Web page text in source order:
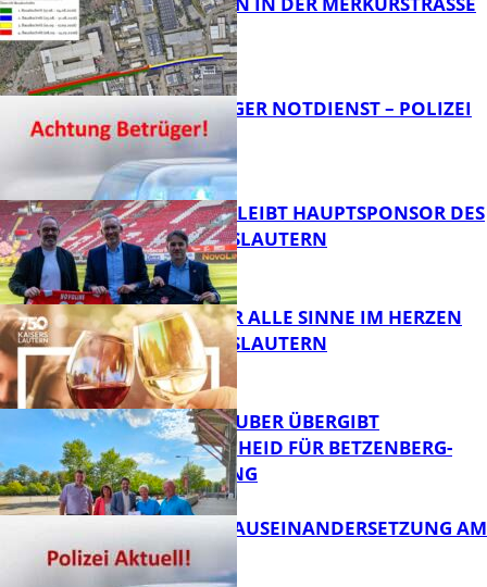
FB News
FB News
FRAGWÜRDIGER NOTDIENST – POLIZEI
WARNT
FB News
NOVOLINE BLEIBT HAUPTSPONSOR DES
1. FC KAISERSLAUTERN
FB Kultur
GENÜSSE FÜR ALLE SINNE IM HERZEN
VON KAISERSLAUTERN
MINISTER TEUBER ÜBERGIBT
FÖRDERBESCHEID FÜR BETZENBERG-
ENTWICKLUNG
HANDFESTE AUSEINANDERSETZUNG AM
PFAFFPLATZ